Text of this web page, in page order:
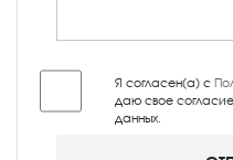
Я согласен(а) с
даю свое
данных.